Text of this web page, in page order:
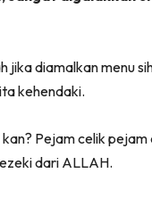
Hub Ideaktiv
cerita,
jika diamalkan menu
kehendaki.
Pejam celik pejam
dari ALLAH.